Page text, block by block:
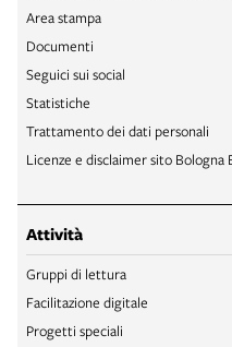
Area stampa
Documenti
Seguici sui social
Statistiche
Trattamento dei dati personali
Licenze e disclaimer sito Bologna
Attività
Gruppi di lettura
Facilitazione digitale
Progetti speciali